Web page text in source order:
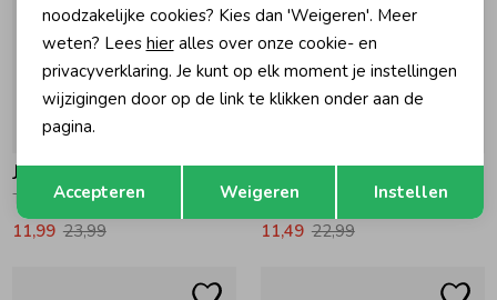
Jubel
T-shirt AOP - Salsa Sunset 360 Zalm
11,99 23,99
Jubel
11,49 22,99
Opslaan
noodzakelijke cookies? Kies dan 'Weigeren'. Meer
weten? Lees hieralles over onze cookie- en
privacyverklaring. Je kunt op elk moment je instellingen
wijzigingen door op de link te klikken onder aan de
pagina.
Accepteren Weigeren Instellen